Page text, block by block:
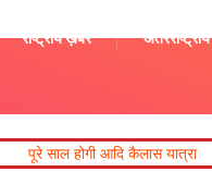
राष्ट्रीय ख़बरें
यात्रा हरिद्वार में गंगा उफान